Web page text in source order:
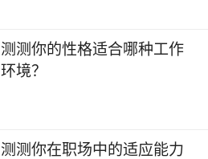
测测你的性格适合哪种工作
环境？
测测你在职场中的适应能力